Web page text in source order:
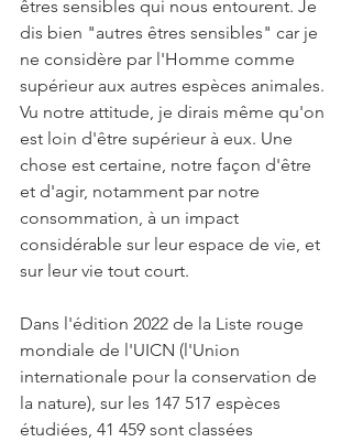
êtres sensibles qui nous entourent. Je
dis bien "autres êtres sensibles" car je
ne considère par l'Homme comme
supérieur aux autres espèces animales.
Vu notre attitude, je dirais même qu'on
est loin d'être supérieur à eux. Une
chose est certaine, notre façon d'être
et d'agir, notamment par notre
consommation, à un impact
considérable sur leur espace de vie, et
sur leur vie tout court.
Dans l'édition 2022 de la Liste rouge
mondiale de l'UICN (l'Union
internationale pour la conservation de
la nature), sur les 147 517 espèces
étudiées, 41 459 sont classées